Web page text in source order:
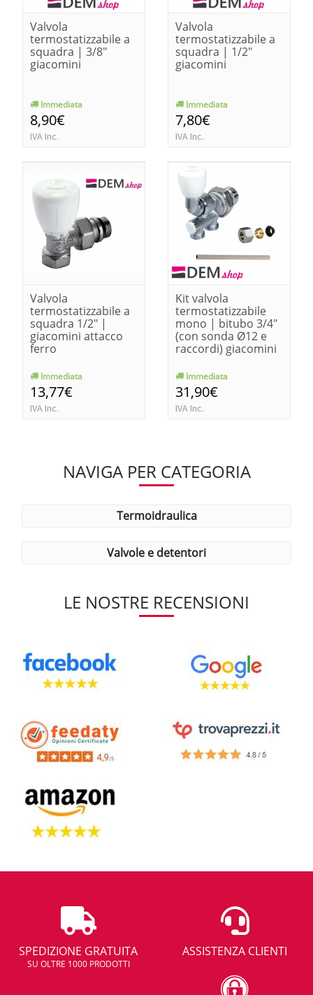
Valvola
termostatizzabile a
squadra | 3/8"
giacomini
Immediata
8,90€
IVA Inc.
Valvola
termostatizzabile a
squadra | 1/2"
giacomini
Immediata
7,80€
IVA Inc.
Valvola
termostatizzabile a
squadra 1/2" |
giacomini attacco
ferro
Immediata
13,77€
IVA Inc.
Kit valvola
termostatizzabile
mono | bitubo 3/4"
(con sonda Ø12 e
raccordi) giacomini
Immediata
31,90€
IVA Inc.
NAVIGA PER CATEGORIA
termoidraulica
valvole e detentori
LE NOSTRE RECENSIONI
SPEDIZIONE GRATUITA
SU OLTRE 1000 PRODOTTI
ASSISTENZA CLIENTI